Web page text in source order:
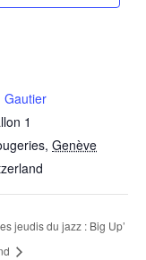
Gautier
1
, Genève
jeudis du jazz : Big Up’